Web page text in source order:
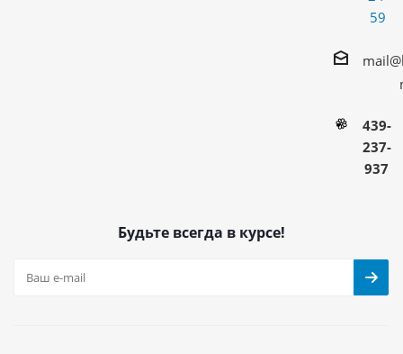
59
439-
237-
937
Будьте всегда в курсе!